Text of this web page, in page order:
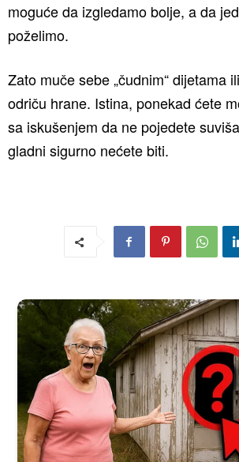
moguće da izgledamo bolje, a da
poželimo.
Zato muče sebe „čudnim“ dijetama
odriču hrane. Istina, ponekad ćete
sa iskušenjem da ne pojedete
gladni sigurno nećete biti.